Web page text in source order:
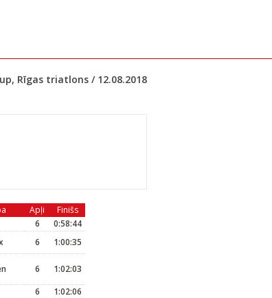
Rīgas triatlons / 12.08.2018
Apļi
Finišs
6
0:58:44
6 1:00:35
6
1:02:03
6
1:02:06